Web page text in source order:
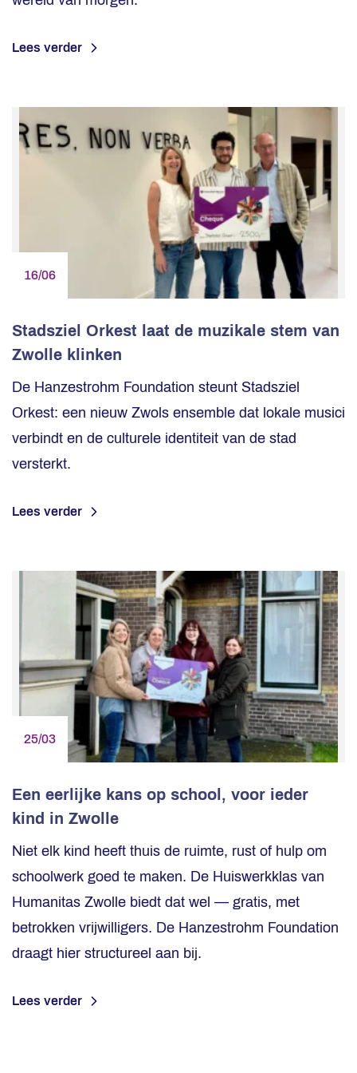
Lees verder
16/06
Stadsziel Orkest laat de muzikale stem van
Zwolle klinken
De Hanzestrohm Foundation steunt Stadsziel
Orkest: een nieuw Zwols ensemble dat lokale musici
verbindt en de culturele identiteit van de stad
versterkt.
Lees verder
25/03
Een eerlijke kans op school, voor ieder
kind in Zwolle
Niet elk kind heeft thuis de ruimte, rust of hulp om
schoolwerk goed te maken. De Huiswerkklas van
Humanitas Zwolle biedt dat wel — gratis, met
betrokken vrijwilligers. De Hanzestrohm Foundation
draagt hier structureel aan bij.
Lees verder